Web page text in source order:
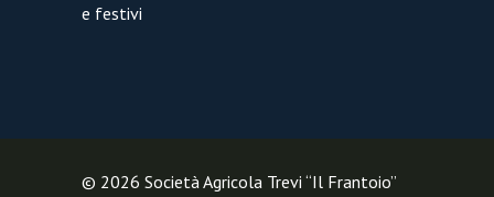
e festivi
© 2026 Società Agricola Trevi “Il Frantoio”